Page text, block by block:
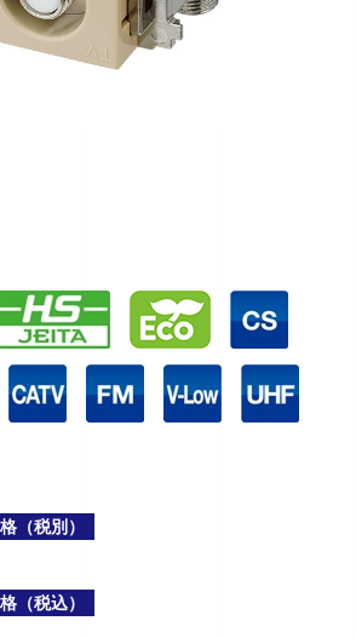
（税別）
（税込）